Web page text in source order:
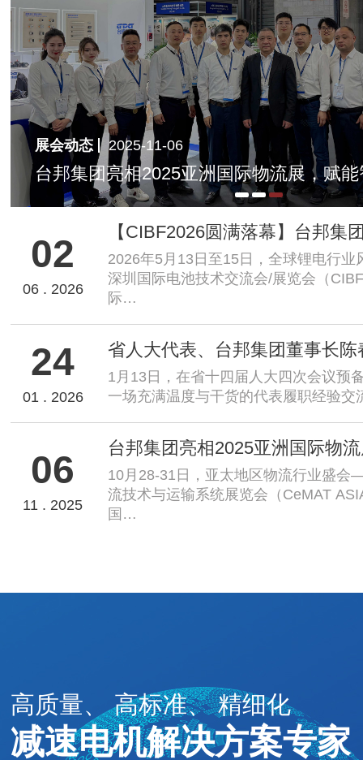
展会动态 2025-11-06
台邦集团亮相2025亚洲国际物流展，赋
02
06 . 2026
2026年5月13日至15日，全球锂电行
深圳国际电池技术交流会/展览会（
际…
24
01 . 2026
1月13日，在省十四届人大四次会议预
一场充满温度与干货的代表履职经验
06
11 . 2025
10月28-31日，亚太地区物流行业盛
流技术与运输系统展览会（CeMAT
国…
高质量、 高标准、 精细化
减速电机解决方案专家